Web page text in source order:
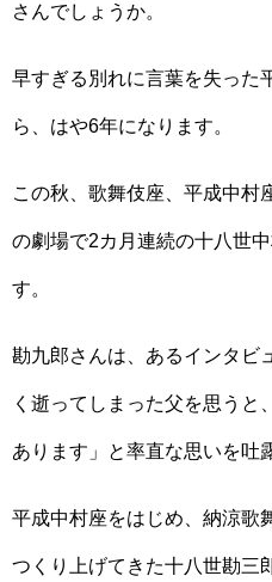
さんでしょうか。
早すぎる別れに言葉を失った
ら、はや6年になります。
この秋、歌舞伎座、平成中村
の劇場で2カ月連続の十八世
す。
勘九郎さんは、あるインタビ
く逝ってしまった父を思うと
あります」と率直な思いを吐
平成中村座をはじめ、納涼歌
つくり上げてきた十八世勘三